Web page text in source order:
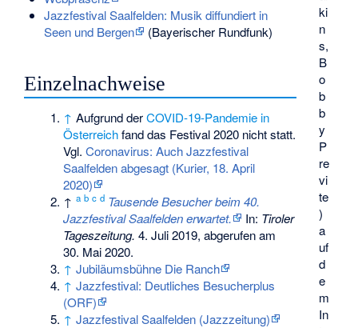
ki
n
s,
B
o
b
b
y
P
re
vi
te
)
a
uf
d
e
m
In
Jazzfestival Saalfelden: Musik diffundiert in
Seen und Bergen
(Bayerischer Rundfunk)
Einzelnachweise
↑ Aufgrund derCOVID-19-Pandemie in
Österreichfand das Festival 2020 nicht statt.
Vgl.Coronavirus: Auch Jazzfestival
Saalfelden abgesagt (Kurier, 18. April
2020)
↑a b c d Tausende Besucher beim 40.
Jazzfestival Saalfelden erwartet.
In: Tiroler
Tageszeitung. 4. Juli 2019, abgerufen am
30. Mai 2020.
↑ Jubiläumsbühne Die Ranch
↑ Jazzfestival: Deutliches Besucherplus
(ORF)
↑ Jazzfestival Saalfelden (Jazzzeitung)